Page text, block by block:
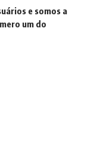
e somos a
um do